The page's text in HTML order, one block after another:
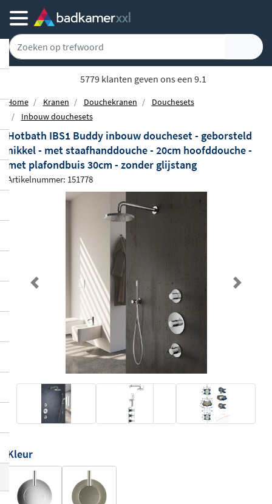
5779 klanten geven ons een 9.1
Home Kranen Douchekranen
Douchesets
Inbouw douchesets
Hotbath IBS1 Buddy inbouw doucheset - geborsteld
nikkel - met staafhanddouche - 20cm hoofddouche -
met plafondbuis 30cm - zonder glijstang
Artikelnummer: 151778
Previous Next
Kleur